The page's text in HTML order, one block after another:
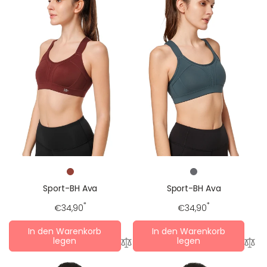
Sport-BH Ava
Regulärer
Preis
€34,90*
In den Warenkorb
legen
Sport-BH Ava
Regulärer
Preis
€34,90*
In den Warenkorb
legen